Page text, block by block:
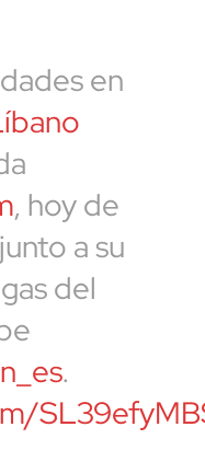
en
, hoy de
a su
del
.